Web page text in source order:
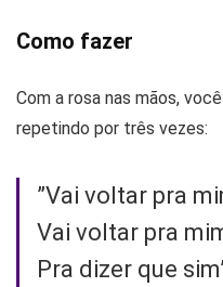
Como fazer
Com a rosa nas mãos,
repetindo por três vezes:
”Vai voltar pra
Vai voltar pra
Pra dizer que